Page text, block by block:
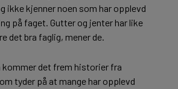
ikke kjenner noen som har opplevd
på faget. Gutter og jenter har like
det bra faglig, mener de.
kommer det frem historier fra
tyder på at mange har opplevd